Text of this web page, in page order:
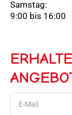
Samstag:
9:00 bis 16:00